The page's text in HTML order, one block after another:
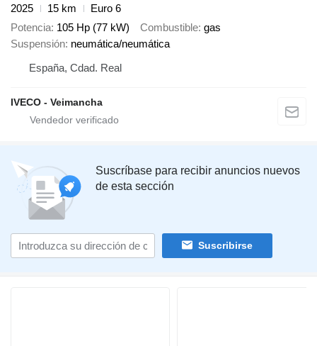
2025
15 km
Euro 6
Potencia 105 Hp (77 kW) Combustible gas
Suspensión neumática/neumática
España, Cdad. Real
IVECO - Veimancha
Suscríbase para recibir anuncios nuevos
de esta sección
Suscribirse